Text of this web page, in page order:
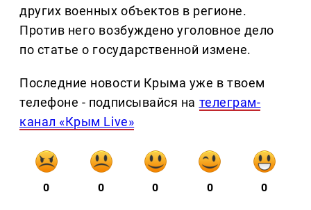
других военных объектов в регионе.
Против него возбуждено уголовное дело
по статье о государственной измене.
Последние новости Крыма уже в твоем
телефоне - подписывайся на телеграм-
канал «Крым Live»
0 0 0 0 0